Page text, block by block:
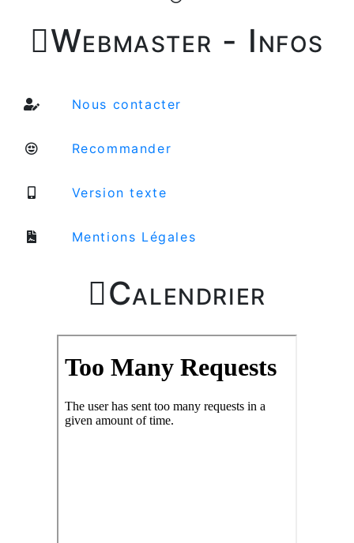
Webmaster - Infos
Nous contacter
Recommander
Version texte
Mentions Légales
Calendrier